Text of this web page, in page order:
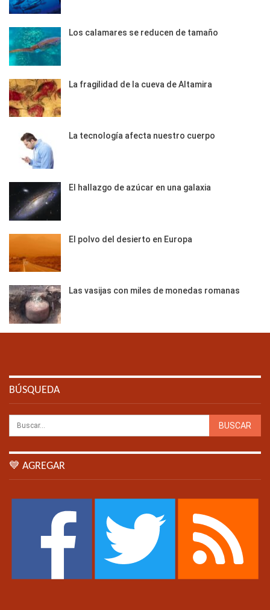
Los calamares se reducen de tamaño
La fragilidad de la cueva de Altamira
La tecnología afecta nuestro cuerpo
El hallazgo de azúcar en una galaxia
El polvo del desierto en Europa
Las vasijas con miles de monedas romanas
BÚSQUEDA
💙 AGREGAR